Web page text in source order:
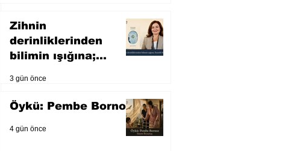
Zihnin
derinliklerinden
bilimin ışığına;
3 gün önce
Öykü: Pembe Bornoz
4 gün önce